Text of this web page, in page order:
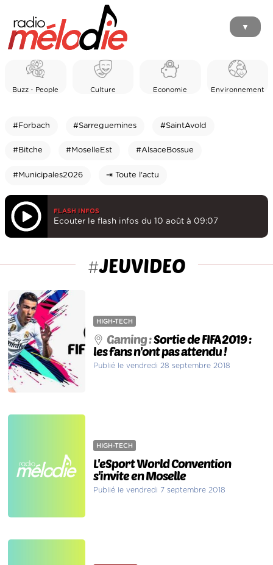
▼
Buzz - People Culture Economie Environnement
#Forbach #Sarreguemines #SaintAvold
#Bitche #MoselleEst #AlsaceBossue
#Municipales2026 ⇥ Toute l'actu
FLASH INFOS
Ecouter le flash infos du 10 août à 09:07
#JEUVIDEO
HIGH-TECH
Gaming :Sortie de FIFA 2019 :
les fans n'ont pas attendu !
Publié le vendredi 28 septembre 2018
HIGH-TECH
L'eSport World Convention
s'invite en Moselle
Publié le vendredi 7 septembre 2018